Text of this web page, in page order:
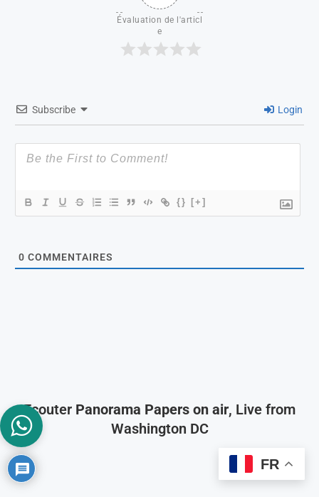
Évaluation de l'articl
e
Subscribe Login
{} [+]
0 COMMENTAIRES
Ecouter Panorama Papers on air, Live from
Washington DC
FR